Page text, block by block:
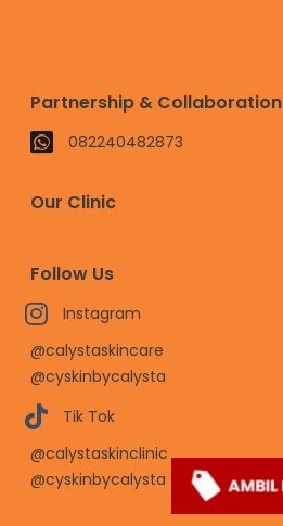
Partnership & Collaboration
082240482873
Our Clinic
Follow Us
Instagram
@calystaskincare
@cyskinbycalysta
Tik Tok
@calystaskinclinic
@cyskinbycalysta